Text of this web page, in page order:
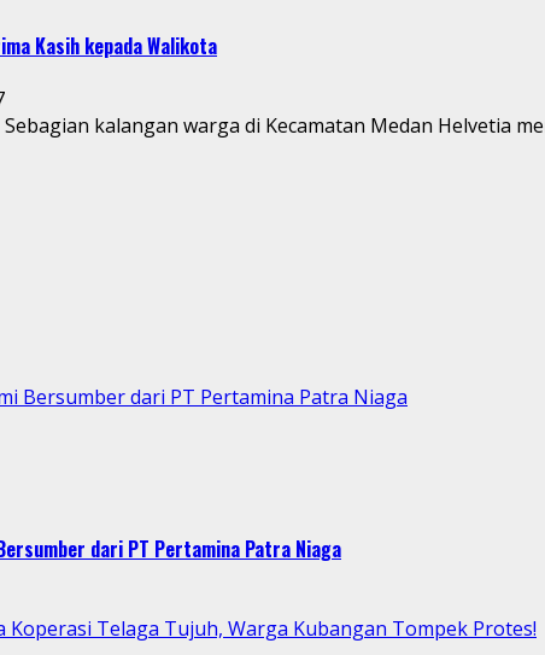
Kasih kepada Walikota
kalangan warga di Kecamatan Medan Helvetia
Bersumber dari PT Pertamina Patra Niaga
dari PT Pertamina Patra Niaga
Koperasi Telaga Tujuh, Warga Kubangan Tompek Protes!